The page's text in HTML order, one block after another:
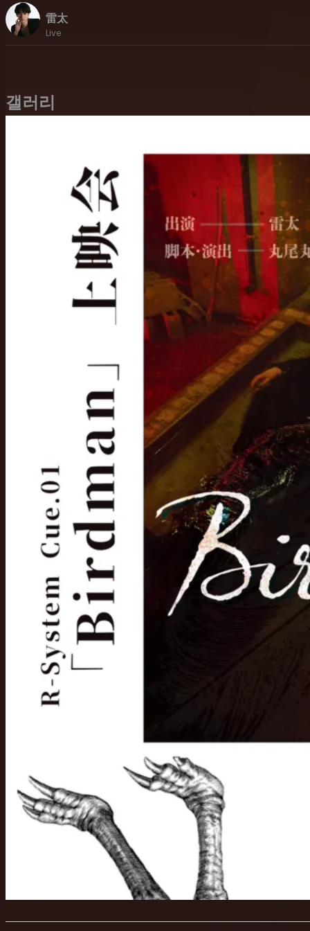
本上映会は、雷太が登壇するほか、
ゲストに 川﨑優作 様 をお招きし、
映像を流しながら、リアルタイムでコメンタリーをお届け。
第一部では公演の〚全編〛を放映しながらゆったりと、
第二部では〚前編〛・第三部では〚後編〛と分け、
映像を時折止めながらクロストークをしてまりいます。
※各所調整を受け変更となる可能性がございます。
- 第一部：全編 - 11:50 ~ < 開場 11:30 ~ >
- 第二部：前編 - 14:50 ~ < 開場 14:30 ~ >
- 第三部：後編 - 17:40 ~ < 開場 17:20 ~ >
※ご来場推奨時間の設定および規制退場の実施はございません。
ご入場・ご退場いただけるようスタッフが誘導させていただ
スムーズな運営へのご協力をお願い申し上げます。
※ご来場の方は下記および各チケットページの案内をご確認ください。
■ イベント会場
県民共済 みらいホール < 最寄：桜木町 駅 >
https://www.kenminkyosai.or.jp/miraihall//
https://
〒231-8418
神奈川県横浜市中区桜木町1-1-8-2 県民共済プラザビル１階 <みなと
・雷太 ( ホスト)
・川﨑優作 ( ゲスト )
.... and more details coming soon
◆ 物販（ 2025/08/08 更新 ）
▼会場物販
2025/12/13-15の上演期間中に、浅草花劇場にて販売しておりました
R-System Cue.01「Birdman」のオリジナルグッズの在庫分を
2025/08/10、県民共済 みらいホールロビーの特設スペースにてご購入い
どなたさまもお求めいただけますので、この機会に是非ご検討くださいま
※2025/08/09に同会場にて販売している「RAITA
在庫が余った場合には、本会場物販にてご購入いただけま
雷太
Live
갤러리